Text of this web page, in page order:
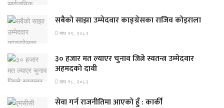
सबैको साझा उम्मेदवार काङ्ग्रेसका राजिव कोइराला
माघ १९, २०८२
३० हजार मत ल्याएर चुनाव जित्ने स्वतन्त्र उम्मेदवार
अहमदको दावी
माघ १८, २०८२
सेवा गर्न राजनीतिमा आएको हुँ : कार्की